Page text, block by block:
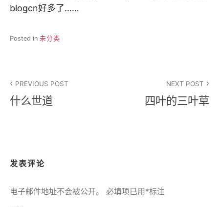
blogcn好多了……
Posted in 未分类
章
PREVIOUS POST
什么世道
NEXT POST
四叶的三叶草
发表评论
电子邮件地址不会被公开。 必填项已用 *标注